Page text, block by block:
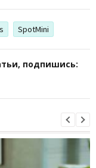
SpotMini
подпишись: